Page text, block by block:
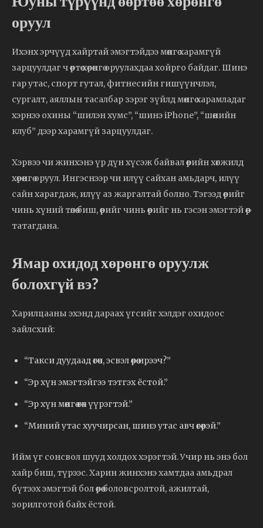
оруул
Ихэнх эрчүүд хайртай эмэгтэйдээ мөнгө харамгүй
зарцуулдаг ч өөртөө хөрөнгө оруулахдаа хойрго байдаг. Шинэ
гар утас, спорт гутал, фитнесийн гишүүнчлэл,
сургалт, аяллын тасалбар зэрэг зүйлд мөнгө харамладаг
хэрнээ охины “шилэн хумс”, “шинэ iPhone”, “шөнийн
клуб” дээр харамгүй зарцуулдаг.
Хэрвээ чи жинхэнэ үр дүн хүсэж байвал өөрийн хөгжилд
хөрөнгө оруул. Ингэснээр чи илүү сайхан амьдарч, илүү
сайн харагдаж, илүү аз жаргалтай болно. Тэгээд өөрийг
чинь хүний төлөө биш, өөрийг чинь өөрийг нь гэсэн эмэгтэй өөрөө
татагдана.
Ямар охидод хөрөнгө оруулж
болохгүй вэ?
Харилцааны эхэнд дараах үгсийг хэлдэг охидоос
зайлсхий:
“Такси дуудаад өгөөч, эсвэл өөрөө ирээч?”
“Эр хүн эмэгтэйгээ тэтгэх ёстой.”
“Эр хүн мөнгө өгөх үүрэгтэй.”
“Миний утас хуучирсан, шинэ утас авч өгөөрэй.”
Ийм үг сонсвол шууд холдох хэрэгтэй. Учир нь энэ бол
хайр биш, түрээс. Харин жинхэнэ хамтдаа амьдрал
бүтээх эмэгтэй бол өөрөө боловсролтой, ажилтай,
зорилготой байх ёстой.